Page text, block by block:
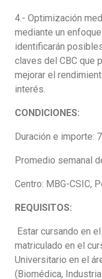
4.- Optimización
mediante un
identificarán
claves del CBC que
mejorar el
interés.
CONDICIONES:
Duración e importe:
Promedio semanal
Centro: MBG-CSIC,
REQUISITOS:
Estar cursando en
matriculado en el
Universitario en el
(Biomédica,